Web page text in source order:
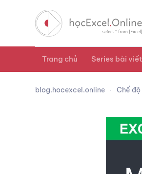
Trang chủ Series bài viết
blog.hocexcel.online Chế